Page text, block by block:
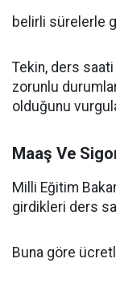
belirli sürelerle
Tekin, ders saati
zorunlu
olduğunu
Maaş Ve
Milli Eğitim
girdikleri ders
Buna göre